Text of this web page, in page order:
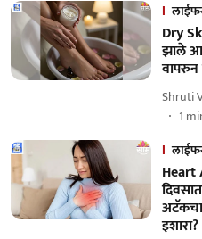
Dry
झाले
वापरुन
Shruti
1
Heart
अटॅकचा
इशारा?